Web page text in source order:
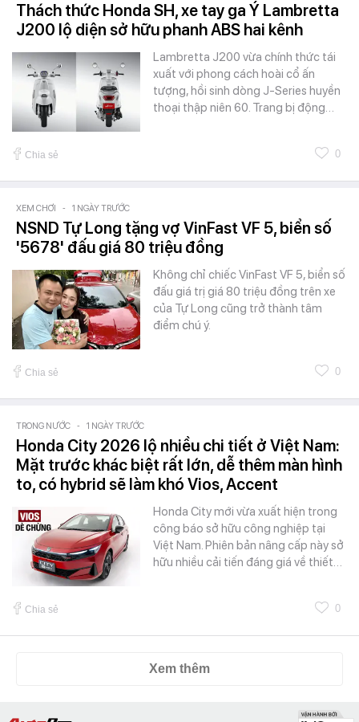
Thách thức Honda SH, xe tay ga Ý Lambretta
J200 lộ diện sở hữu phanh ABS hai kênh
Lambretta J200 vừa chính thức tái
xuất với phong cách hoài cổ ấn
tượng, hồi sinh dòng J-Series huyền
thoại thập niên 60. Trang bị động…
Chia sẻ 0
XEM CHƠI - 1 NGÀY TRƯỚC
NSND Tự Long tặng vợ VinFast VF 5, biển số
'5678' đấu giá 80 triệu đồng
Không chỉ chiếc VinFast VF 5, biển số
đấu giá trị giá 80 triệu đồng trên xe
của Tự Long cũng trở thành tâm
điểm chú ý.
Chia sẻ 0
TRONG NƯỚC - 1 NGÀY TRƯỚC
Honda City 2026 lộ nhiều chi tiết ở Việt Nam:
Mặt trước khác biệt rất lớn, dễ thêm màn hình
to, có hybrid sẽ làm khó Vios, Accent
Honda City mới vừa xuất hiện trong
công báo sở hữu công nghiệp tại
Việt Nam. Phiên bản nâng cấp này sở
hữu nhiều cải tiến đáng giá về thiết…
Chia sẻ 0
Xem thêm